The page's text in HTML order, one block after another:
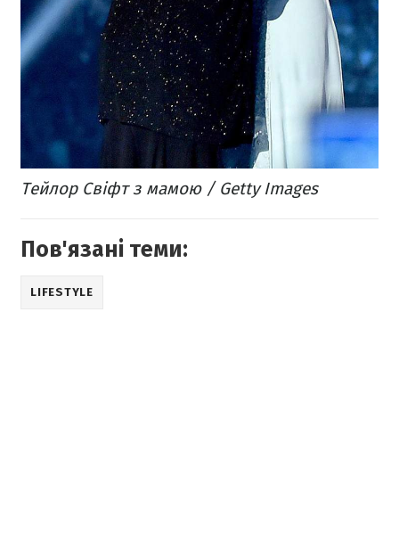
Тейлор Свіфт з мамою / Getty Images
Пов'язані теми:
LIFESTYLE